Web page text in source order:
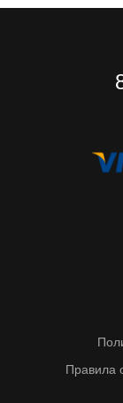
Правила